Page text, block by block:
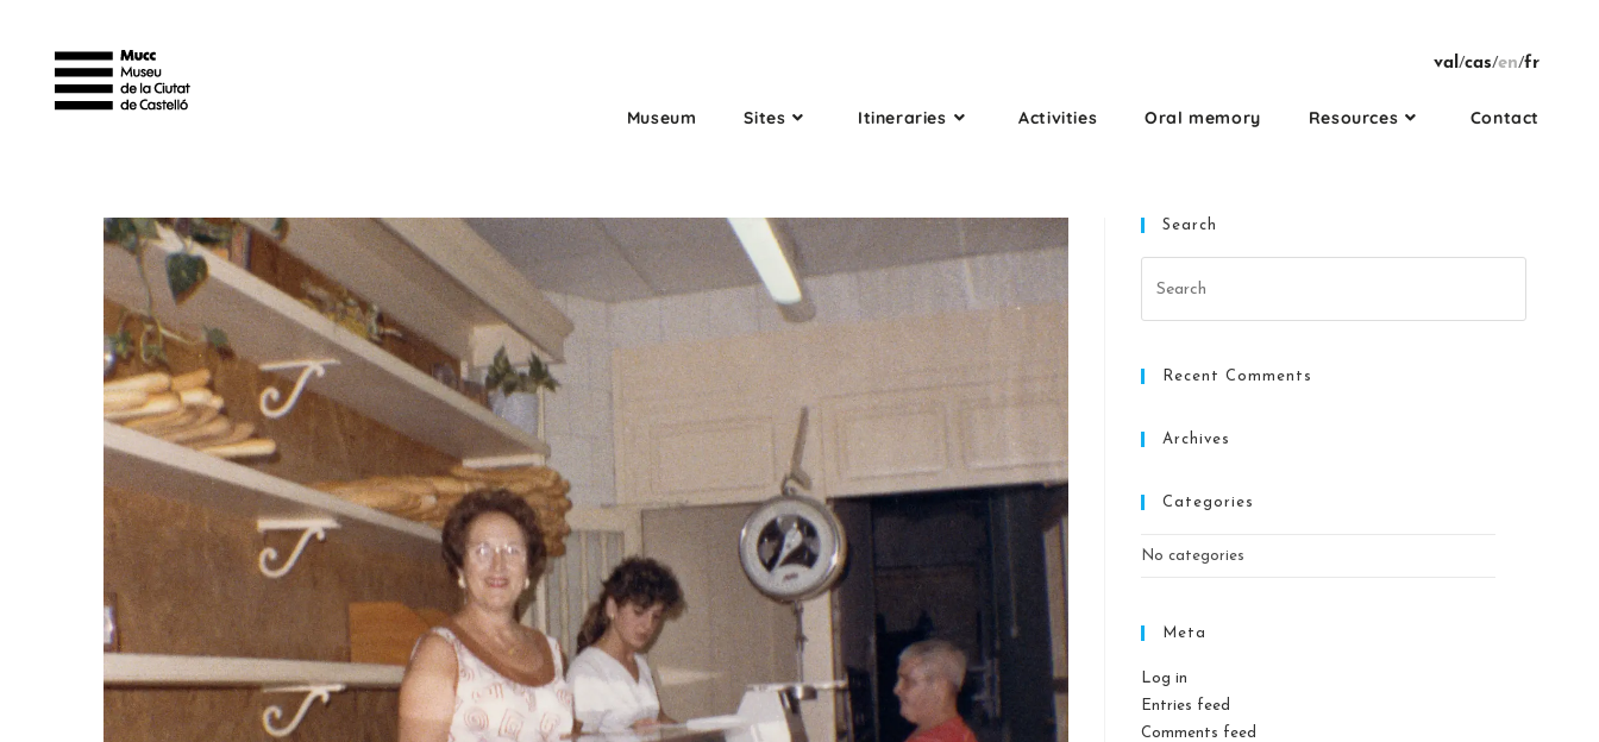
val/cas/en/fr
Museum Sites Itineraries Activities Oral memory Resources Contact
Search
Recent Comments
Archives
Categories
No categories
Meta
Log in
Entries feed
Comments feed